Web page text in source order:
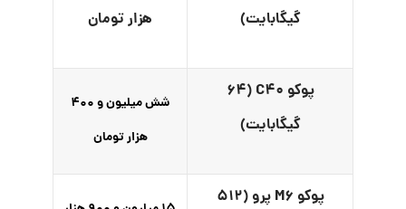
گیگابایت)
هزار تومان
پوکو C۴۰ (۶۴
گیگابایت)
شش میلیون و ۴۰۰
هزار تومان
پوکو M۶ پرو (۵۱۲